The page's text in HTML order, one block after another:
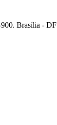
Brasília - DF